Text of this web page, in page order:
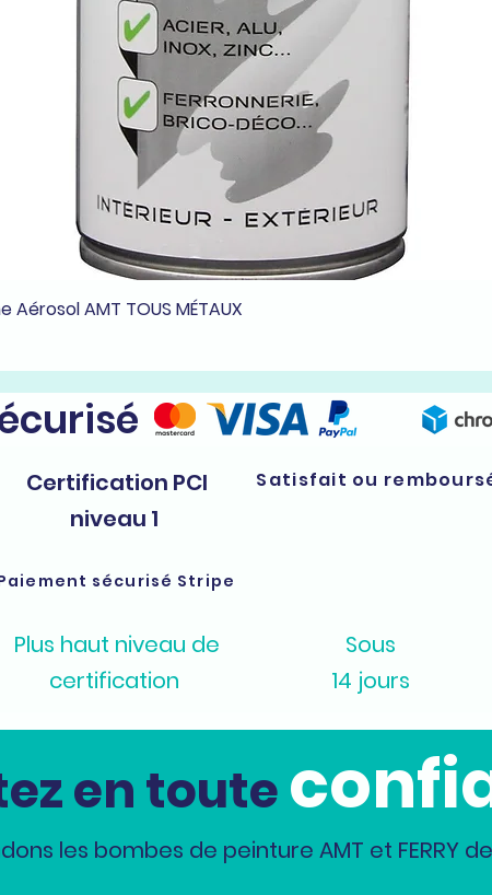
Aperçu rapide
AMT TOUS MÉTAUX
Certification PCI
niveau 1
Plus haut niveau de
certification
sécurisé Stripe
Sous
14 jours
Satisfait ou
en toute
les bombes de peinture AMT et FERRY